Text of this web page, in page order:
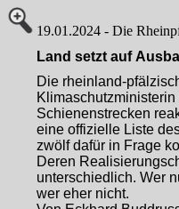
19.01.2024 - Die
Land setzt auf
Die rheinland-
Schienenstrecken
eine offizielle Liste
zwölf dafür in Frage
Deren
unterschiedlich. Wer
wer eher nicht.